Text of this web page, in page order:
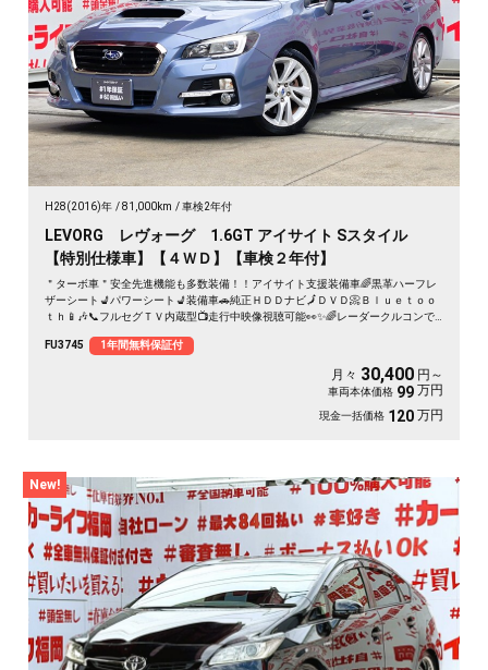
H28(2016)年 81,000km 車検2年付
LEVORG レヴォーグ 1.6GT アイサイト Sスタイル
【特別仕様車】【４ＷＤ】【車検２年付】
＂ターボ車＂安全先進機能も多数装備！！アイサイト支援装備車🌈黒革ハーフレ
ザーシート💺パワーシート💺装備車🚗純正ＨＤＤナビ🗾ＤＶＤ📀Ｂｌｕｅｔｏｏ
ｔｈ📱🎶📞フルセグＴＶ内蔵型📺走行中映像視聴可能👀✨🌈レーダークルコンで
保🔦
FU3745 1年間無料保証付
月々 30,400 円～
車両本体価格 99 万円
現金一括価格 120 万円
New!